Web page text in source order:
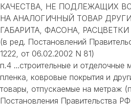
КАЧЕСТВА, НЕ ПОДЛЕЖАЩИХ
НА АНАЛОГИЧНЫЙ ТОВАР
ГАБАРИТА, ФАСОНА,
(в ред. Постановлений
1222, от 06.02.2002 N 81)
п.4 ...строительные и отделочные
пленка, ковровые покрытия и
товары, отпускаемые на метраж
Постановления Правительства РФ